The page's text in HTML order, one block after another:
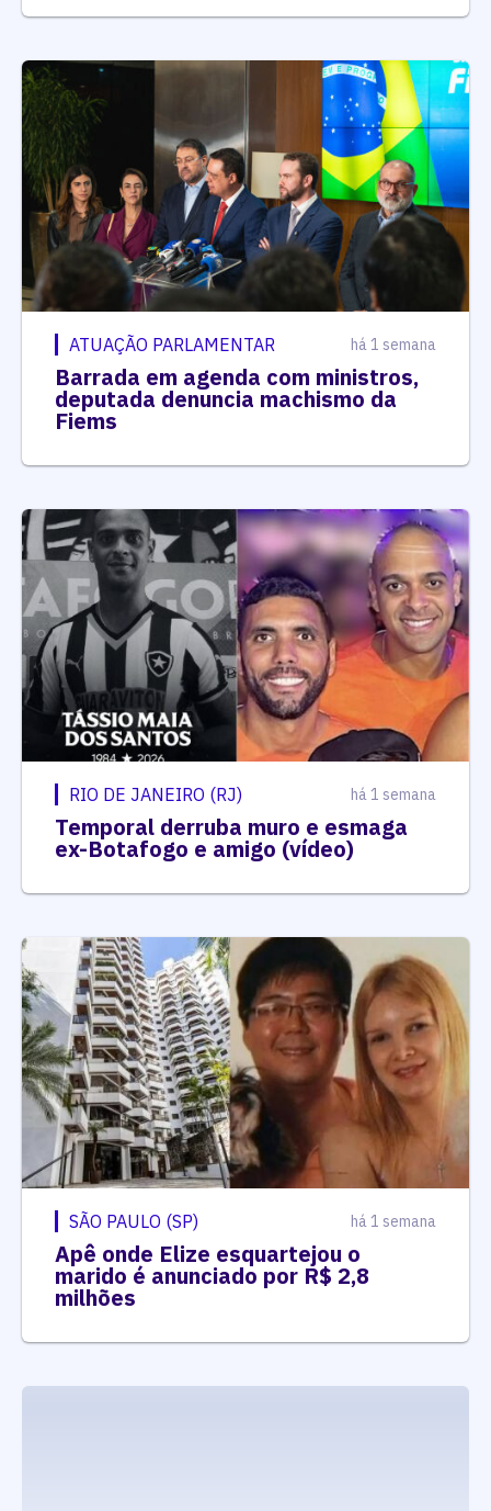
ATUAÇÃO PARLAMENTAR há 1 semana
Barrada em agenda com ministros,
deputada denuncia machismo da
Fiems
RIO DE JANEIRO (RJ) há 1 semana
Temporal derruba muro e esmaga
ex-Botafogo e amigo (vídeo)
SÃO PAULO (SP) há 1 semana
Apê onde Elize esquartejou o
marido é anunciado por R$ 2,8
milhões